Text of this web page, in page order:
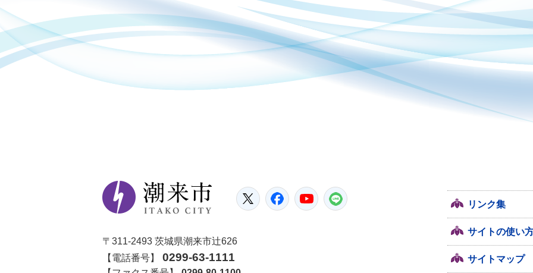
潮来市
Twitter FacebookYouTube
〒311-2493 茨城県潮来市辻626
【電話番号】
0299-63-1111
リンク集
サイトの使い
サイトマップ